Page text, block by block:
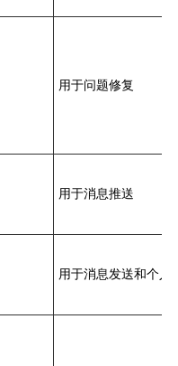
用于问题修复
用于消息推送
用于消息发送和个人